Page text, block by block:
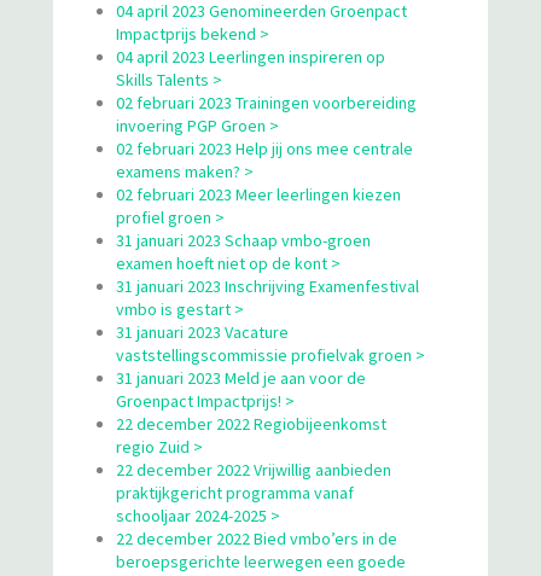
04 april 2023 Genomineerden Groenpact
Impactprijs bekend >
04 april 2023 Leerlingen inspireren op
Skills Talents >
02 februari 2023 Trainingen voorbereiding
invoering PGP Groen >
02 februari 2023 Help jij ons mee centrale
examens maken? >
02 februari 2023 Meer leerlingen kiezen
profiel groen >
31 januari 2023 Schaap vmbo-groen
examen hoeft niet op de kont >
31 januari 2023 Inschrijving Examenfestival
vmbo is gestart >
31 januari 2023 Vacature
vaststellingscommissie profielvak groen >
31 januari 2023 Meld je aan voor de
Groenpact Impactprijs! >
22 december 2022 Regiobijeenkomst
regio Zuid >
22 december 2022 Vrijwillig aanbieden
praktijkgericht programma vanaf
schooljaar 2024-2025 >
22 december 2022 Bied vmbo’ers in de
beroepsgerichte leerwegen een goede